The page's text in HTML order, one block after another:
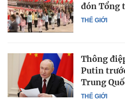
THẾ GIỚI
đón Tổng
THẾ GIỚI
Thông
Putin
Trung